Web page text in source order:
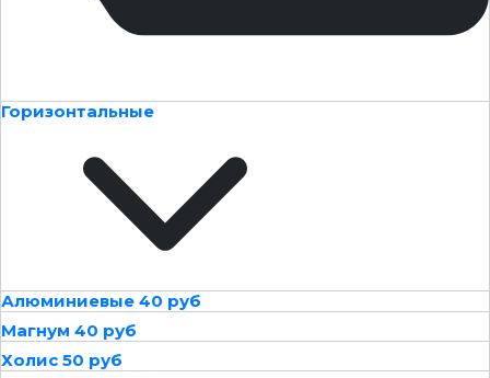
Горизонтальные
Алюминиевые 40 руб
Магнум 40 руб
Холис 50 руб